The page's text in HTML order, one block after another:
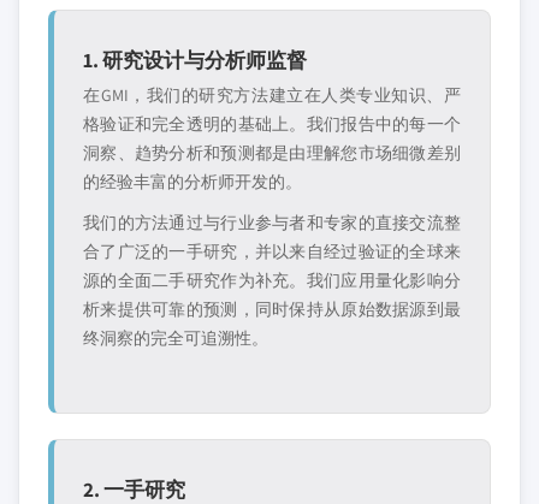
1. 研究设计与分析师监督
在GMI，我们的研究方法建立在人类专业知识、严
格验证和完全透明的基础上。我们报告中的每一个
洞察、趋势分析和预测都是由理解您市场细微差别
的经验丰富的分析师开发的。
我们的方法通过与行业参与者和专家的直接交流整
合了广泛的一手研究，并以来自经过验证的全球来
源的全面二手研究作为补充。我们应用量化影响分
析来提供可靠的预测，同时保持从原始数据源到最
终洞察的完全可追溯性。
2. 一手研究